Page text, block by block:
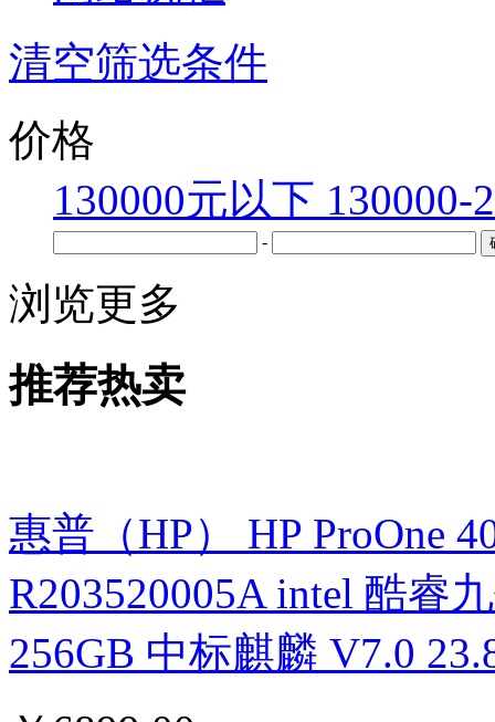
清空筛选条件
价格
130000元以下 130000-
-
浏览更多
推荐热卖
惠普（HP） HP ProOne
R203520005A intel 酷睿
256GB 中标麒麟 V7.0